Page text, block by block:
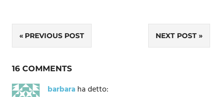
Navigazione
articoli
PREVIOUS POST NEXT POST
16 COMMENTS
barbaraha detto: